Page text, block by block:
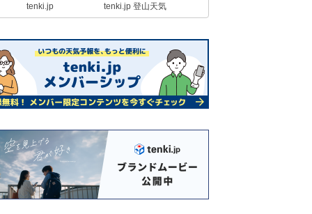
tenki.jp tenki.jp 登山天気